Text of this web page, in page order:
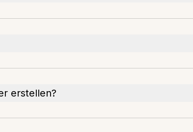
erstellen?